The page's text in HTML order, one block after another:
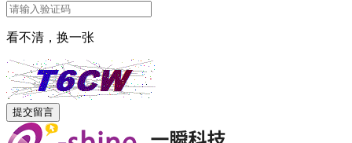
看不清，换一张